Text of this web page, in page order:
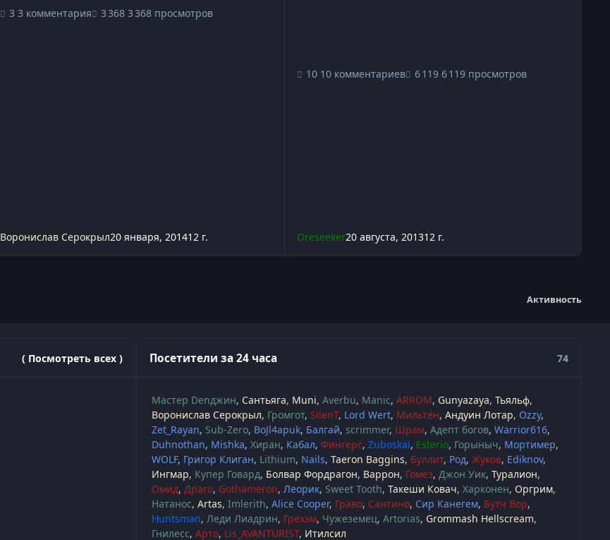
3 комментария 3 368 просмотров
Воронислав Серокрыл20 января, 201412 г.
10 комментариев 6 119 просмотров
Oreseeker20 августа, 201312 г.
Активность
( Посмотреть всех ) Посетители за 24 часа 74
Мастер Denджин Сантьяга Muni Averbu Manic ARROM Gunyazaya Тьяльф
Воронислав Серокрыл Громгот SilenT Lord Wert Мильтен Андуин Лотар Ozzy
Zet_Rayan Sub-Zero BoJl4apuk Балгай scrimmer Шрам Адепт богов Warrior616
Duhnothan Mishka Хиран Кабал Фингерс Zuboskal Esterio Горыныч Мортимер
WOLF Григор Клиган Lithium Nails Taeron Baggins Буллит Род Жуков Ediknov
Ингмар Купер Говард Болвар Фордрагон Варрон Гомез Джон Уик Туралион
Омид Драго Gothameron Леорик Sweet Tooth Такеши Ковач Харконен Оргрим
Натанос Artas Imlerith Alice Cooper Граво Сантино Сир Канегем Бутч Вор
Huntsman Леди Лиадрин Грехэм Чужеземец Artorias Grommash Hellscream
Гнилесс Арто Lis_AVANTURIST Итилсил